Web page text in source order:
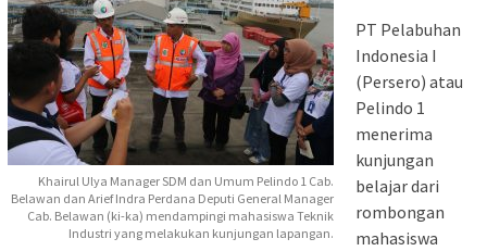
Khairul Ulya Manager SDM dan Umum Pelindo 1 Cab.
Belawan dan Arief Indra Perdana Deputi General Manager
Cab. Belawan (ki-ka) mendampingi mahasiswa Teknik
Industri yang melakukan kunjungan lapangan.
PT Pelabuhan
Indonesia I
(Persero) atau
Pelindo 1
menerima
kunjungan
belajar dari
rombongan
mahasiswa